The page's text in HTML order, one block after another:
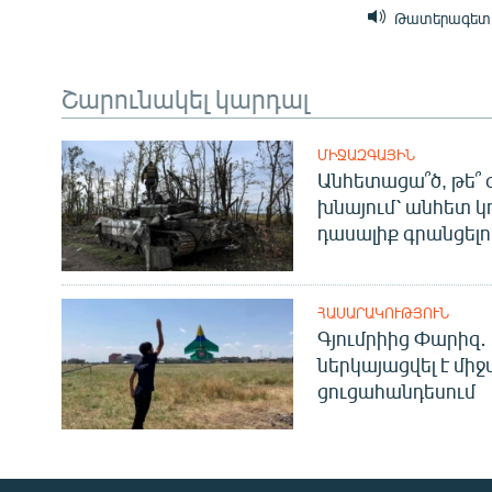
Շարունակել կարդալ
ՄԻՋԱԶԳԱՅԻՆ
Անհետացա՞ծ, թե՞
խնայում՝ անհետ
դասալիք
ՀԱՍԱՐԱԿՈՒԹՅՈՒՆ
Գյումրիից
ներկայացվել է
ցուցահանդեսում